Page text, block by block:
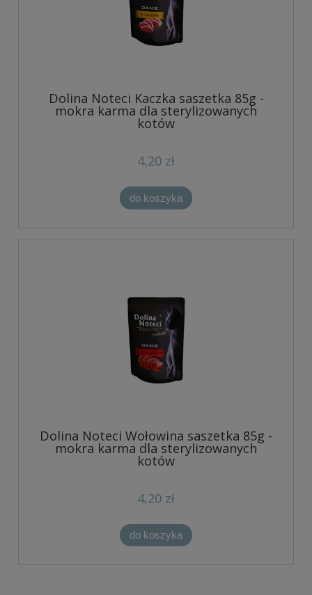
Dolina Noteci Kaczka saszetka 85g -
mokra karma dla sterylizowanych
kotów
4,20 zł
do koszyka
Dolina Noteci Wołowina saszetka 85g -
mokra karma dla sterylizowanych
kotów
4,20 zł
do koszyka